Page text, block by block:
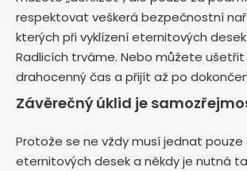
respektovat veškerá bezpečnostní
kterých při vyklízení eternitových
Radlicích trváme. Nebo můžete ušetřit
drahocenný čas a přijít až po
Závěrečný úklid je
Protože se ne vždy musí jednat pouze
eternitových desek a někdy je nutná